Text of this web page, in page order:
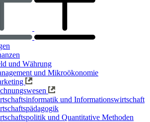
und Währung
und Mikroökonomie
und Informationswirtschaft
und Quantitative Methoden